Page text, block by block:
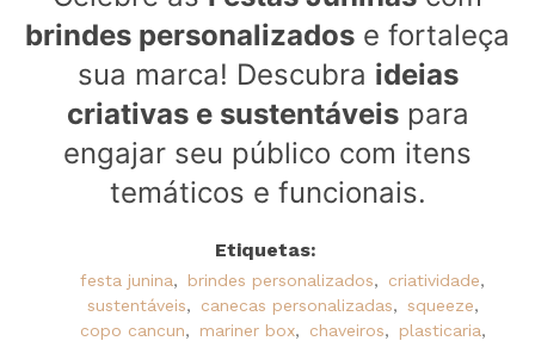
brindes personalizados e fortaleça
sua marca! Descubra ideias
criativas e sustentáveispara
engajar seu público com itens
temáticos e funcionais.
Etiquetas:
festa junina, brindes personalizados, criatividade,
sustentáveis, canecas personalizadas, squeeze,
copo cancun, mariner box, chaveiros, plasticaria,